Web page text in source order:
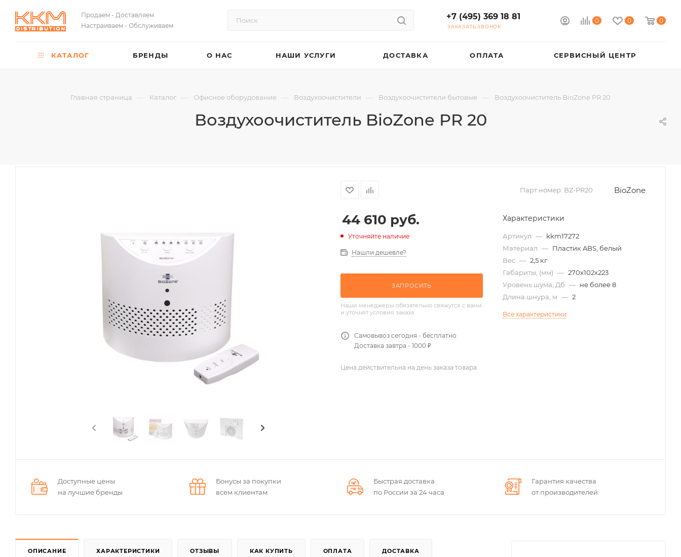
Продаем - Доставляем
Настраиваем - Обслуживаем
0 0 0
+7 (495) 369 18 81
ЗАКАЗАТЬ ЗВОНОК
КАТАЛОГ БРЕНДЫ О НАС НАШИ УСЛУГИ ДОСТАВКА ОПЛАТА СЕРВИСНЫЙ ЦЕНТР
Главная страница — Каталог — Офисное оборудование — Воздухоочистители — Воздухоочистители бытовые — Воздухоочиститель BioZone PR 20
Воздухоочиститель BioZone PR 20
Парт номер: BZ-PR20 BioZone
44 610 руб.
Уточняйте наличие
Нашли дешевле?
ЗАПРОСИТЬ
Наши менеджеры обязательно свяжутся с вами
и уточнят условия заказа
Самовывоз сегодня - бесплатно
Доставка завтра - 1000 ₽
Характеристики
Артикул — kkm17272
Материал — Пластик ABS, белый
Вес — 2,5 кг
Габариты, (мм) — 270х102х223
Уровень шума, Дб — не более 8
Длина шнура, м — 2
Все характеристики
Цена действительна на день заказа товара
Доступные цены
на лучшие бренды
Бонусы за покупки
всем клиентам
Быстрая доставка
по России за 24 часа
Гарантия качества
от производителей
ОПИСАНИЕ ХАРАКТЕРИСТИКИ ОТЗЫВЫ КАК КУПИТЬ ОПЛАТА ДОСТАВКА